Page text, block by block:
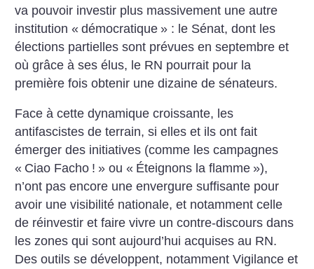
va pouvoir investir plus massivement une autre
institution « démocratique » : le Sénat, dont les
élections partielles sont prévues en septembre et
où grâce à ses élus, le RN pourrait pour la
première fois obtenir une dizaine de sénateurs.
Face à cette dynamique croissante, les
antifascistes de terrain, si elles et ils ont fait
émerger des initiatives (comme les campagnes
« Ciao Facho ! » ou « Éteignons la flamme »),
n’ont pas encore une envergure suffisante pour
avoir une visibilité nationale, et notamment celle
de réinvestir et faire vivre un contre-discours dans
les zones qui sont aujourd’hui acquises au RN.
Des outils se développent, notamment Vigilance et